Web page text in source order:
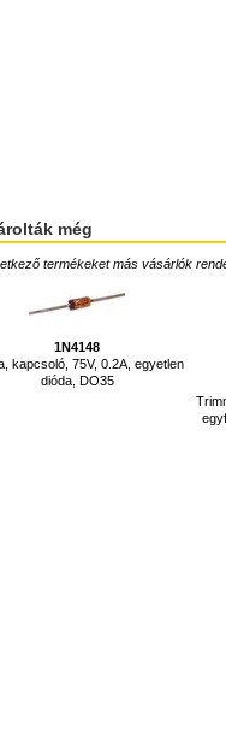
még
termékeket más vásárlók
1N4148
kapcsoló, 75V, 0.2A, egyetlen
dióda, DO35